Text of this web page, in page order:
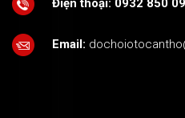
Email: